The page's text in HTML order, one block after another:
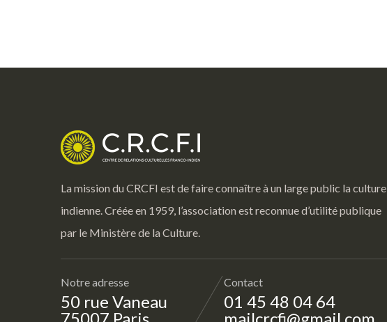
La mission du CRCFI est de faire connaître à un large public la culture
indienne. Créée en 1959, l’association est reconnue d’utilité publique
par le Ministère de la Culture.
Notre adresse
50 rue Vaneau
Contact
01 45 48 04 64